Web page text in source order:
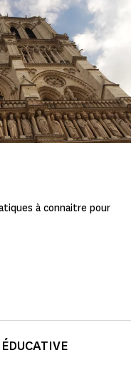
à connaitre pour